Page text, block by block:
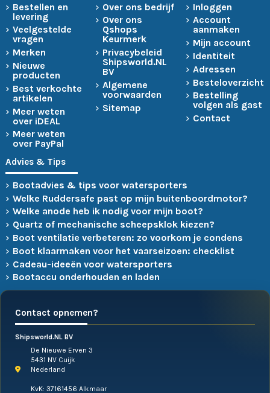
Bestellen en
levering
Veelgestelde
vragen
Merken
Nieuwe
producten
Best verkochte
artikelen
Meer weten
over iDEAL
Meer weten
over PayPal
Over ons bedrijf
Over ons
Qshops
Keurmerk
Privacybeleid
Shipsworld.NL
BV
Algemene
voorwaarden
Sitemap
Inloggen
Account
aanmaken
Mijn account
Identiteit
Adressen
Besteloverzicht
Bestelling
volgen als gast
Contact
Advies & Tips
Bootadvies & tips voor watersporters
Welke Ruddersafe past op mijn buitenboordmotor?
Welke anode heb ik nodig voor mijn boot?
Quartz of mechanische scheepsklok kiezen?
Boot ventilatie verbeteren: zo voorkom je condens
Boot klaarmaken voor het vaarseizoen: checklist
Cadeau-ideeën voor watersporters
Bootaccu onderhouden en laden
Contact opnemen?
Shipsworld.NL BV
De Nieuwe Erven 3
5431 NV Cuijk
Nederland
KvK: 37161456 Alkmaar